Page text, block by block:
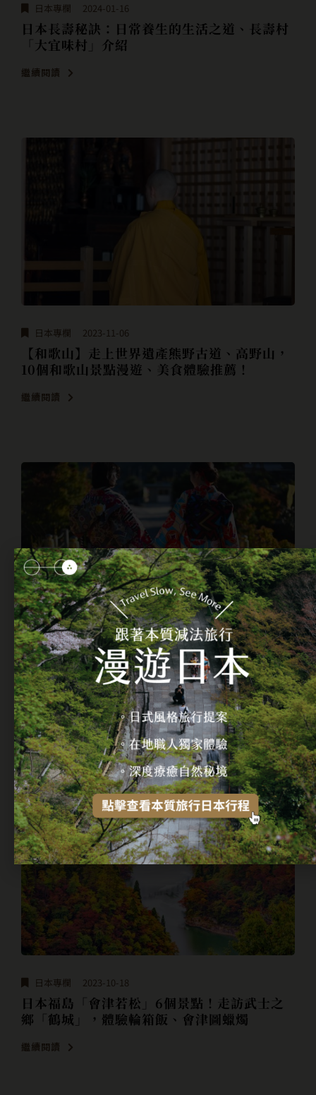
日本專欄 2024-01-16
日本長壽秘訣：日常養生的生活之道、長壽村
「大宜味村」介紹
繼續閱讀
日本專欄 2023-11-06
【和歌山】走上世界遺產熊野古道、高野山，
10個和歌山景點漫遊、美食體驗推薦！
繼續閱讀
日本專欄 2023-10-20
日本「成人式」有多重要？意義由來、人生三
大儀式感之一，免費入場暢玩迪士尼樂園？
繼續閱讀
日本專欄 2023-10-18
日本福島「會津若松」6個景點！走訪武士之
鄉「鶴城」，體驗輪箱飯、會津圖蠟燭
繼續閱讀